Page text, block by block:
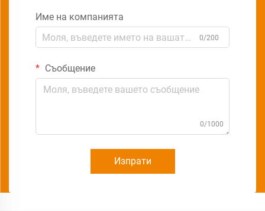
Име на компанията
0/200
Съобщение
0/1000
Изпрати